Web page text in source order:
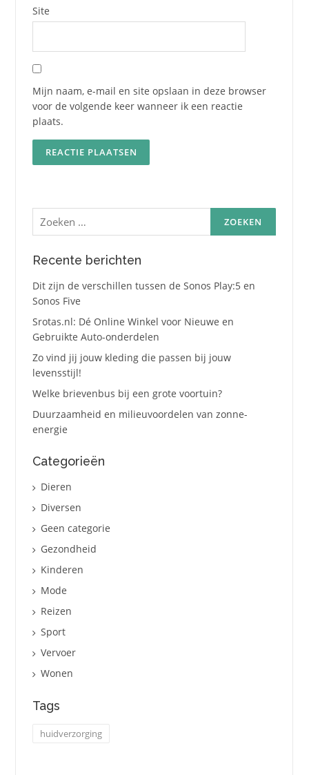
Site
Mijn naam, e-mail en site opslaan in deze browser
voor de volgende keer wanneer ik een reactie
plaats.
Zoeken
naar:
Recente berichten
Dit zijn de verschillen tussen de Sonos Play:5 en
Sonos Five
Srotas.nl: Dé Online Winkel voor Nieuwe en
Gebruikte Auto-onderdelen
Zo vind jij jouw kleding die passen bij jouw
levensstijl!
Welke brievenbus bij een grote voortuin?
Duurzaamheid en milieuvoordelen van zonne-
energie
Categorieën
Dieren
Diversen
Geen categorie
Gezondheid
Kinderen
Mode
Reizen
Sport
Vervoer
Wonen
Tags
huidverzorging